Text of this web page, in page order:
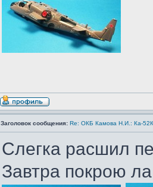
Заголовок сообщения: Re: ОКБ Камова Н.И.: Ка-
Слегка расшил
Завтра покрою